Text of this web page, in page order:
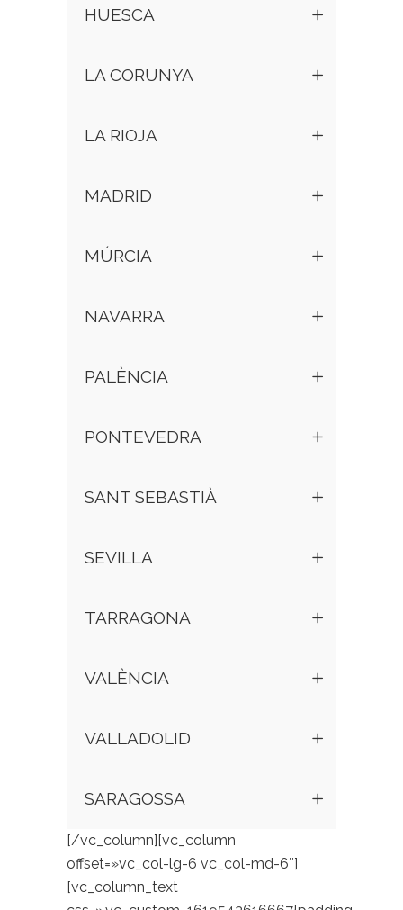
HUESCA
LA CORUNYA
LA RIOJA
MADRID
MÚRCIA
NAVARRA
PALÈNCIA
PONTEVEDRA
SANT SEBASTIÀ
SEVILLA
TARRAGONA
VALÈNCIA
VALLADOLID
SARAGOSSA
[/vc_column][vc_column
offset=»vc_col-lg-6 vc_col-md-6″]
[vc_column_text